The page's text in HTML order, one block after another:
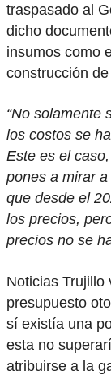
traspasado al
dicho
insumos como
construcción
“No solamente
los costos se
Este es el
pones a mirar
que desde el
los precios,
precios no se
Noticias Trujillo
presupuesto
sí existía una
esta no
atribuirse a la